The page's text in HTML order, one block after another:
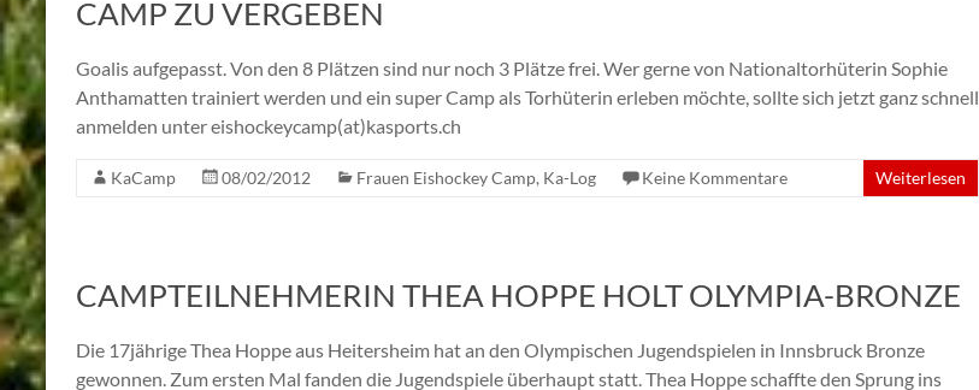
CAMP ZU VERGEBEN
Goalis aufgepasst. Von den 8 Plätzen sind nur noch 3 Plätze frei. Wer gerne von Nationaltorhüterin Sophie
Anthamatten trainiert werden und ein super Camp als Torhüterin erleben möchte, sollte sich jetzt ganz schnell
anmelden unter eishockeycamp(at)kasports.ch
KaCamp 08/02/2012 Frauen Eishockey Camp, Ka-Log Keine Kommentare Weiterlesen
CAMPTEILNEHMERIN THEA HOPPE HOLT OLYMPIA-BRONZE
Die 17jährige Thea Hoppe aus Heitersheim hat an den Olympischen Jugendspielen in Innsbruck Bronze
gewonnen. Zum ersten Mal fanden die Jugendspiele überhaupt statt. Thea Hoppe schaffte den Sprung ins